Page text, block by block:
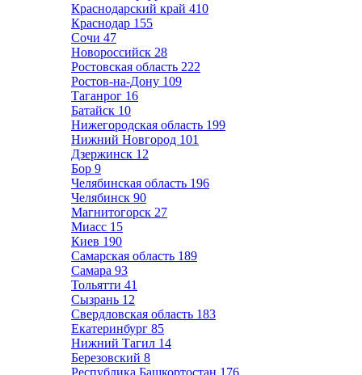
Краснодарский край 410
Краснодар 155
Сочи 47
Новороссийск 28
Ростовская область 222
Ростов-на-Дону 109
Таганрог 16
Батайск 10
Нижегородская область 199
Нижний Новгород 101
Дзержинск 12
Бор 9
Челябинская область 196
Челябинск 90
Магнитогорск 27
Миасс 15
Киев 190
Самарская область 189
Самара 93
Тольятти 41
Сызрань 12
Свердловская область 183
Екатеринбург 85
Нижний Тагил 14
Березовский 8
Республика Башкортостан 176